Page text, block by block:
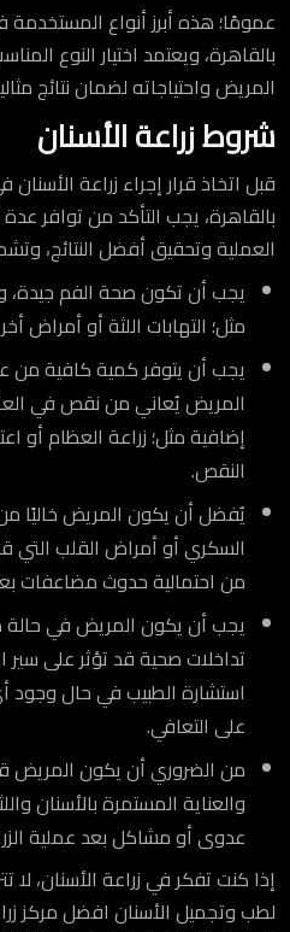
عمومًا؛ هذه أبرز أنواع المستخدمة
بالقاهرة، ويعتمد اختيار النوع
المريض واحتياجاته لضمان نتائج
شروط زراعة الأسنان
قبل اتخاذ قرار إجراء زراعة
بالقاهرة، يجب التأكد من توافر
العملية وتحقيق أفضل النتائج،
يجب أن تكون صحة الفم
مثل؛ التهابات اللثة أو أمراض
يجب أن يتوفر كمية كافية من
المريض يُعاني من نقص في
إضافية مثل؛ زراعة العظام أو
النقص.
يُفضل أن يكون المريض خاليًا
السكري أو أمراض القلب التي
من احتمالية حدوث مضاعفات
يجب أن يكون المريض في
تداخلات صحية قد تؤثر على سير
استشارة الطبيب في حال وجود
على التعافي.
من الضروري أن يكون المريض
والعناية المستمرة بالأسنان
عدوى أو مشاكل بعد عملية
إذا كنت تفكر في زراعة الأسنان، لا
لطب وتجميل الأسنان افضل مركز